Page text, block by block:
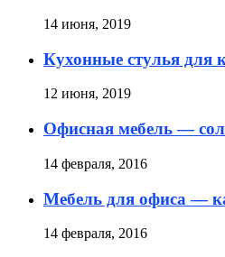
14 июня, 2019
Кухонные стулья для
12 июня, 2019
Офисная мебель —
14 февраля, 2016
Мебель для офиса —
14 февраля, 2016